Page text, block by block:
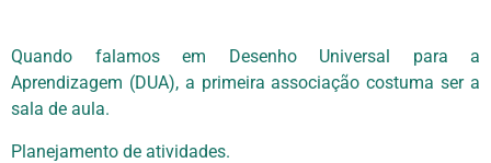
Quando falamos em Desenho Universal para a
Aprendizagem (DUA), a primeira associação costuma ser a
sala de aula.
Planejamento de atividades.